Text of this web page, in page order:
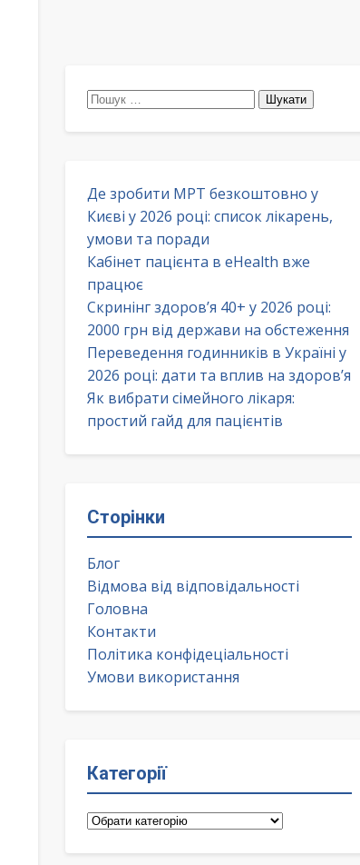
Пошук:
Де зробити МРТ безкоштовно у
Києві у 2026 році: список лікарень,
умови та поради
Кабінет пацієнта в eHealth вже
працює
Скринінг здоров’я 40+ у 2026 році:
2000 грн від держави на обстеження
Переведення годинників в Україні у
2026 році: дати та вплив на здоров’я
Як вибрати сімейного лікаря:
простий гайд для пацієнтів
Сторінки
Блог
Відмова від відповідальності
Головна
Контакти
Політика конфідеціальності
Умови використання
Категорії
Категорії